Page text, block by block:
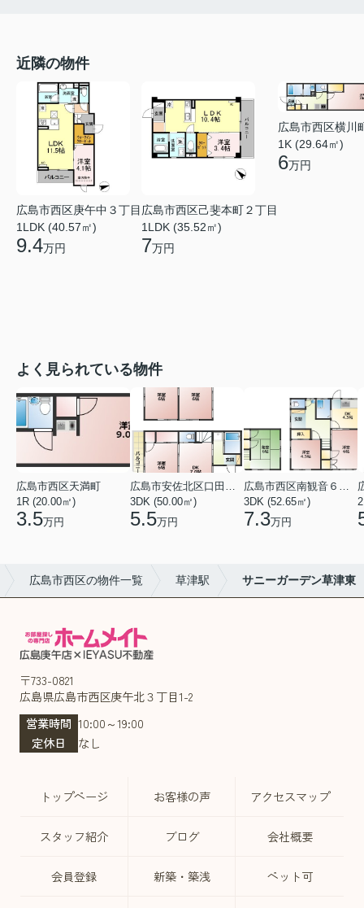
近隣の物件
広島市西区庚午中３丁目
1LDK (40.57㎡)
9.4万円
広島市西区己斐本町２丁目
1LDK (35.52㎡)
7万円
広島市西区横川
1K (29.64㎡)
6万円
よく見られている物件
広島市西区天満町
1R (20.00㎡)
3.5万円
3DK (50.00㎡)
5.5万円
3DK (52.65㎡)
7.3万円
広島市西区の物件一覧 草津駅 サニーガーデン草津東
〒733-0821
広島県広島市西区庚午北３丁目1-2
営業時間 10:00～19:00
定休日
なし
トップページ お客様の声 アクセスマップ
スタッフ紹介 ブログ 会社概要
会員登録 新築・築浅 ペット可